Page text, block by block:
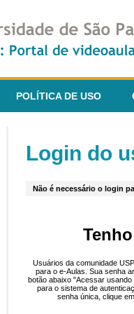
POLÍTICA DE USO
Login do
Não é necessário o login
Usuários da comunidade
para o e-Aulas. Sua senha
botão abaixo "Acessar
para o sistema de
senha única, clique